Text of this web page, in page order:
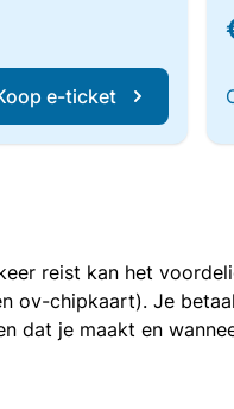
e-ticket
reist kan het
ov-chipkaart). Je
dat je maakt en